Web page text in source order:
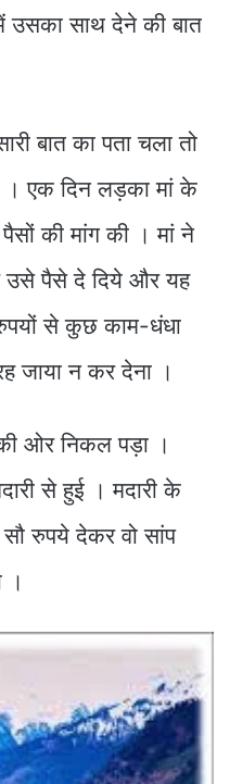
उसका साथ देने की बात
बात का पता चला तो
। एक दिन लड़का मां के
की मांग की । मां ने
उसे पैसे दे दिये और यह
से कुछ काम-धंधा
जाया न कर देना ।
ओर निकल पड़ा ।
से हुई । मदारी के
रुपये देकर वो सांप
।